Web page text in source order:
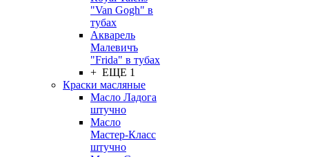
"Van Gogh" в
тубах
Акварель
Малевичъ
"Frida" в тубах
+ ЕЩЕ 1
Краски масляные
Масло Ладога
штучно
Масло
Мастер-Класс
штучно